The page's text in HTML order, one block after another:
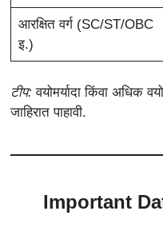
आरक्षित वर्ग (SC/ST/OBC
इ.)
टीप: वयोमर्यादा किंवा अधिक
जाहिरात पाहावी.
Important